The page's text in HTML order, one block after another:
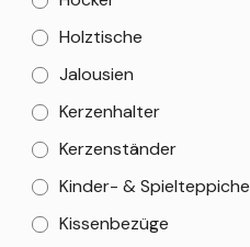
Holztische
Jalousien
Kerzenhalter
Kerzenständer
Kinder- & Spielteppiche
Kissenbezüge